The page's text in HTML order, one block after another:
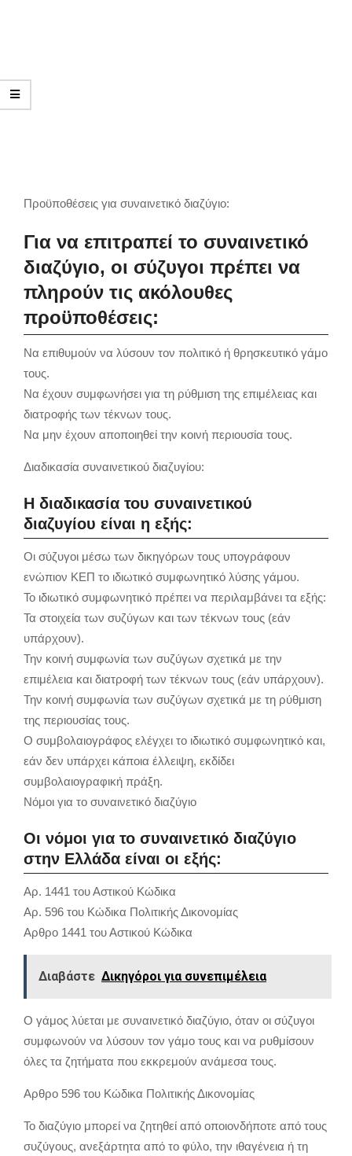
Προϋποθέσεις για συναινετικό διαζύγιο:
Για να επιτραπεί το συναινετικό
διαζύγιο, οι σύζυγοι πρέπει να
πληρούν τις ακόλουθες
προϋποθέσεις:
Να επιθυμούν να λύσουν τον πολιτικό ή θρησκευτικό γάμο
τους.
Να έχουν συμφωνήσει για τη ρύθμιση της επιμέλειας και
διατροφής των τέκνων τους.
Να μην έχουν αποποιηθεί την κοινή περιουσία τους.
Διαδικασία συναινετικού διαζυγίου:
Η διαδικασία του συναινετικού
διαζυγίου είναι η εξής:
Οι σύζυγοι μέσω των δικηγόρων τους υπογράφουν
ενώπιον ΚΕΠ το ιδιωτικό συμφωνητικό λύσης γάμου.
Το ιδιωτικό συμφωνητικό πρέπει να περιλαμβάνει τα εξής:
Τα στοιχεία των συζύγων και των τέκνων τους (εάν
υπάρχουν).
Την κοινή συμφωνία των συζύγων σχετικά με την
επιμέλεια και διατροφή των τέκνων τους (εάν υπάρχουν).
Την κοινή συμφωνία των συζύγων σχετικά με τη ρύθμιση
της περιουσίας τους.
Ο συμβολαιογράφος ελέγχει το ιδιωτικό συμφωνητικό και,
εάν δεν υπάρχει κάποια έλλειψη, εκδίδει
συμβολαιογραφική πράξη.
Νόμοι για το συναινετικό διαζύγιο
Οι νόμοι για το συναινετικό διαζύγιο
στην Ελλάδα είναι οι εξής:
Αρ. 1441 του Αστικού Κώδικα
Αρ. 596 του Κώδικα Πολιτικής Δικονομίας
Αρθρο 1441 του Αστικού Κώδικα
Διαβάστε Δικηγόροι για συνεπιμέλεια
Ο γάμος λύεται με συναινετικό διαζύγιο, όταν οι σύζυγοι
συμφωνούν να λύσουν τον γάμο τους και να ρυθμίσουν
όλες τα ζητήματα που εκκρεμούν ανάμεσα τους.
Αρθρο 596 του Κώδικα Πολιτικής Δικονομίας
Το διαζύγιο μπορεί να ζητηθεί από οποιονδήποτε από τους
συζύγους, ανεξάρτητα από το φύλο, την ιθαγένεια ή τη